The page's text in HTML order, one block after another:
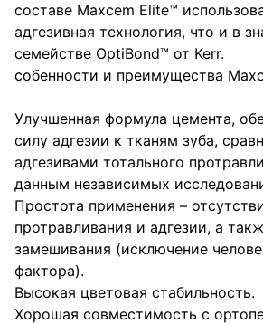
составе Maxcem Elite™
адгезивная технология, что и в
семействе OptiBond™ от Kerr.
собенности и преимущества
Улучшенная формула цемента,
силу адгезии к тканям зуба,
адгезивами тотального
данным независимых
Простота применения –
протравливания и адгезии, а
замешивания (исключение
фактора).
Высокая цветовая стабильность.
Хорошая совместимость с